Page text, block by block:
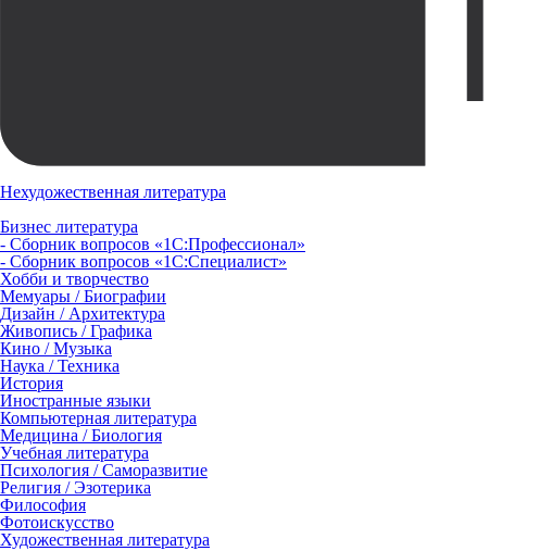
Нехудожественная литература
Бизнес литература
- Сборник вопросов «1С:Профессионал»
- Сборник вопросов «1С:Специалист»
Хобби и творчество
Мемуары / Биографии
Дизайн / Архитектура
Живопись / Графика
Кино / Музыка
Наука / Техника
История
Иностранные языки
Компьютерная литература
Медицина / Биология
Учебная литература
Психология / Саморазвитие
Религия / Эзотерика
Философия
Фотоискусство
Художественная литература